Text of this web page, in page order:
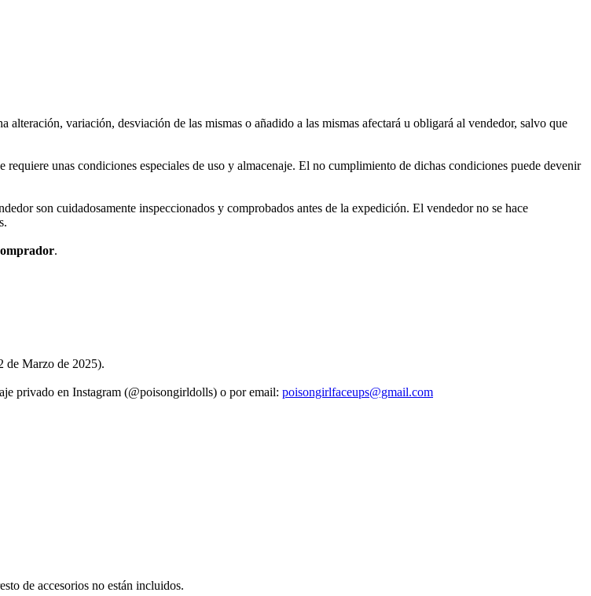
variación, desviación de las mismas o añadido a las mismas afectará u obligará al vendedor, salvo que
unas condiciones especiales de uso y almacenaje. El no cumplimiento de dichas condiciones puede devenir
son cuidadosamente inspeccionados y comprobados antes de la expedición. El vendedor no se hace
.
de Marzo de 2025).
privado en Instagram (@poisongirldolls) o por email: poisongirlfaceups@gmail.com
de accesorios no están incluidos.